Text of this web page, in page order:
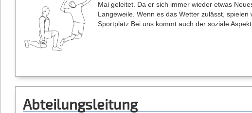
Mai geleitet. Da er sich immer wieder etwas
Langeweile. Wenn es das Wetter zulässt,
Sportplatz.Bei uns kommt auch der soziale
Abteilungsleitung